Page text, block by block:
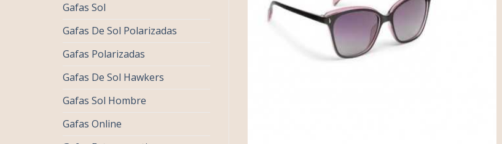
Gafas Sol
Gafas De Sol Polarizadas
Gafas Polarizadas
Gafas De Sol Hawkers
Gafas Sol Hombre
Gafas Online